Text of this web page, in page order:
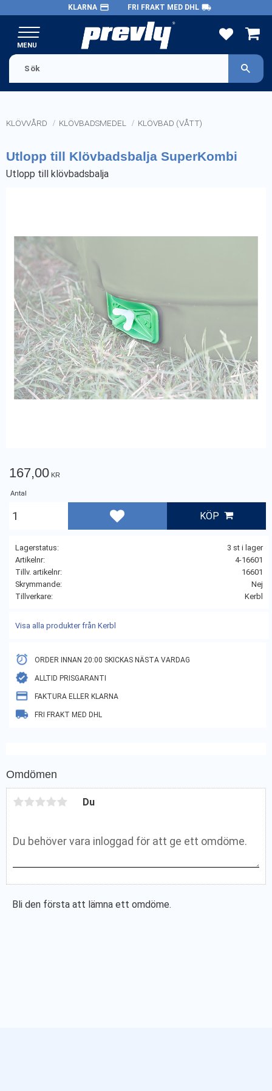
Meny
KLARNA payment FRI FRAKT MED DHL local_shipping
KLÖVVÅRD KLÖVBADSMEDEL KLÖVBAD (VÅTT)
Utlopp till Klövbadsbalja SuperKombi
Utlopp till klövbadsbalja
167,00 KR
Antal
KÖP
Lägg till i favoriter
Lagerstatus
3 st i lager
Artikelnr
4-16601
Tillv. artikelnr
16601
Skrymmande
Nej
Tillverkare
Kerbl
Visa alla produkter från Kerbl
ORDER INNAN 20:00 SKICKAS NÄSTA VARDAG
ALLTID PRISGARANTI
FAKTURA ELLER KLARNA
FRI FRAKT MED DHL
Omdömen
Du
Bli den första att lämna ett omdöme.